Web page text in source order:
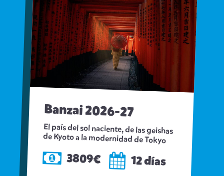
Banzai 2026-27
El país del sol naciente, de las geishas
de Kyoto a la modernidad de Tokyo
3809€ 12 días